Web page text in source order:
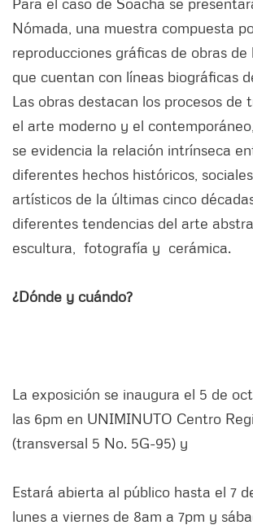
Para el caso de Soacha se
Nómada, una muestra compuesta
reproducciones gráficas de obras de
que cuentan con líneas biográficas
Las obras destacan los procesos de
el arte moderno y el
se evidencia la relación intrínseca
diferentes hechos históricos,
artísticos de la últimas cinco
diferentes tendencias del arte
escultura, fotografía y cerámica.
¿Dónde y cuándo?
La exposición se inaugura el 5 de
las 6pm en UNIMINUTO Centro
(transversal 5 No. 5G-95) y
Estará abierta al público hasta el 7
lunes a viernes de 8am a 7pm y